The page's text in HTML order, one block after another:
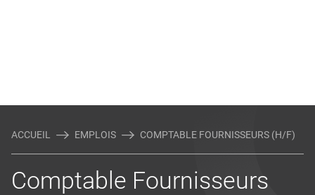
ACCUEIL EMPLOIS COMPTABLE FOURNISSEURS (H/F)
Comptable Fournisseurs